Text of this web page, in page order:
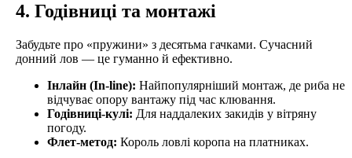
4. Годівниці та монтажі
Забудьте про «пружини» з десятьма гачками. Сучасний
донний лов — це гуманно й ефективно.
Інлайн (In-line): Найпопулярніший монтаж, де риба не
відчуває опору вантажу під час клювання.
Годівниці-кулі: Для наддалеких закидів у вітряну
погоду.
Флет-метод: Король ловлі коропа на платниках.